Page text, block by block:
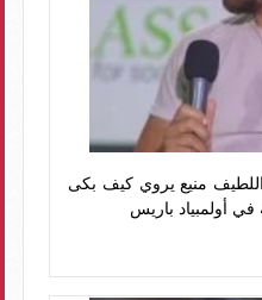
اللطيف منيع يروي كيف بكى
أولمبياد باريس